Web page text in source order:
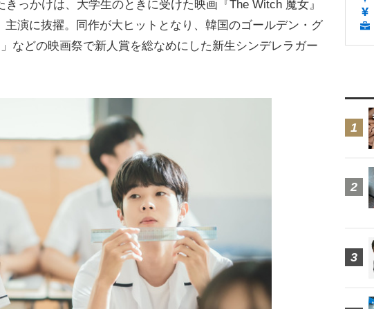
っかけは、大学生のときに受けた映画『The Witch 魔女』
演に抜擢。同作が大ヒットとなり、韓国のゴールデン・グ
などの映画祭で新人賞を総なめにした新生シンデレラガー